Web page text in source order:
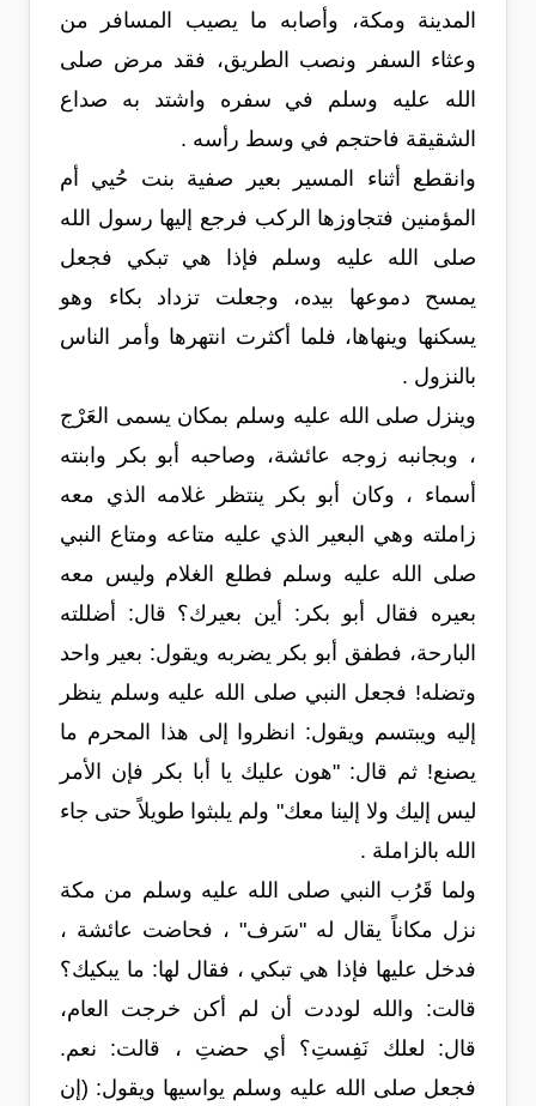
المدينة ومكة، وأصابه ما يصيب المسافر من
وعثاء السفر ونصب الطريق، فقد مرض صلى
الله عليه وسلم في سفره واشتد به صداع
الشقيقة فاحتجم في وسط رأسه .
وانقطع أثناء المسير بعير صفية بنت حُيي أم
المؤمنين فتجاوزها الركب فرجع إليها رسول الله
صلى الله عليه وسلم فإذا هي تبكي فجعل
يمسح دموعها بيده، وجعلت تزداد بكاء وهو
يسكنها وينهاها، فلما أكثرت انتهرها وأمر الناس
بالنزول .
وينزل صلى الله عليه وسلم بمكان يسمى العَرْج
، وبجانبه زوجه عائشة، وصاحبه أبو بكر وابنته
أسماء ، وكان أبو بكر ينتظر غلامه الذي معه
زاملته وهي البعير الذي عليه متاعه ومتاع النبي
صلى الله عليه وسلم فطلع الغلام وليس معه
بعيره فقال أبو بكر: أين بعيرك؟ قال: أضللته
البارحة، فطفق أبو بكر يضربه ويقول: بعير واحد
وتضله! فجعل النبي صلى الله عليه وسلم ينظر
إليه ويبتسم ويقول: انظروا إلى هذا المحرم ما
يصنع! ثم قال: "هون عليك يا أبا بكر فإن الأمر
ليس إليك ولا إلينا معك" ولم يلبثوا طويلاً حتى جاء
الله بالزاملة .
ولما قَرُب النبي صلى الله عليه وسلم من مكة
نزل مكاناً يقال له "سَرف" ، فحاضت عائشة ،
فدخل عليها فإذا هي تبكي ، فقال لها: ما يبكيك؟
قالت: والله لوددت أن لم أكن خرجت العام،
قال: لعلك نَفِستِ؟ أي حضتِ ، قالت: نعم.
فجعل صلى الله عليه وسلم يواسيها ويقول: (إن